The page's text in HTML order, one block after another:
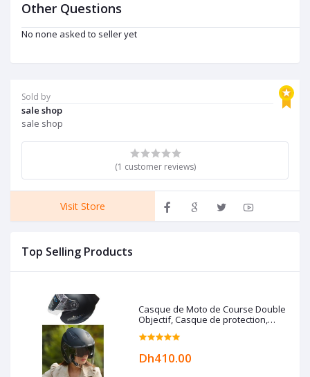
Sold by
sale shop
sale shop
(1 customer reviews)
Visit Store
Top Selling Products
Casque de Moto de Course Double
Objectif, Casque de protection,
unisex, Karting
Dh410.00
Other Questions
No none asked to seller yet